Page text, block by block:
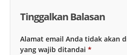
Tinggalkan Balasan
Alamat email Anda tidak akan
yang wajib ditandai *